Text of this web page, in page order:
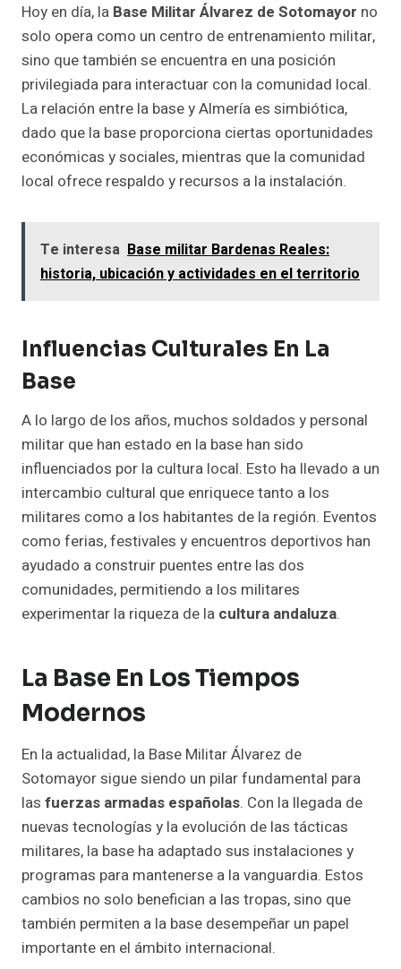
Hoy en día, la Base Militar Álvarez de Sotomayor no
solo opera como un centro de entrenamiento militar,
sino que también se encuentra en una posición
privilegiada para interactuar con la comunidad local.
La relación entre la base y Almería es simbiótica,
dado que la base proporciona ciertas oportunidades
económicas y sociales, mientras que la comunidad
local ofrece respaldo y recursos a la instalación.
Te interesa Base militar Bardenas Reales:
historia, ubicación y actividades en el territorio
Influencias Culturales En La
Base
A lo largo de los años, muchos soldados y personal
militar que han estado en la base han sido
influenciados por la cultura local. Esto ha llevado a un
intercambio cultural que enriquece tanto a los
militares como a los habitantes de la región. Eventos
como ferias, festivales y encuentros deportivos han
ayudado a construir puentes entre las dos
comunidades, permitiendo a los militares
experimentar la riqueza de la cultura andaluza.
La Base En Los Tiempos
Modernos
En la actualidad, la Base Militar Álvarez de
Sotomayor sigue siendo un pilar fundamental para
las fuerzas armadas españolas. Con la llegada de
nuevas tecnologías y la evolución de las tácticas
militares, la base ha adaptado sus instalaciones y
programas para mantenerse a la vanguardia. Estos
cambios no solo benefician a las tropas, sino que
también permiten a la base desempeñar un papel
importante en el ámbito internacional.